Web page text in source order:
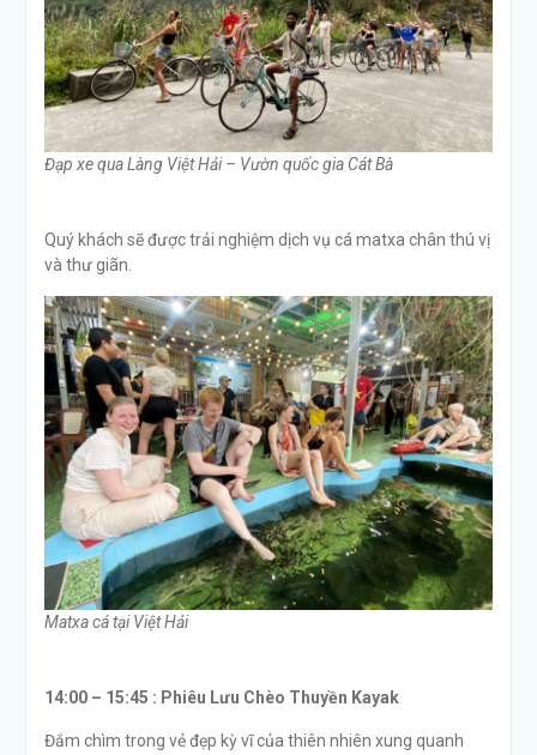
Đạp xe qua Làng Việt Hải – Vườn quốc gia Cát Bà
Quý khách sẽ được trải nghiệm dịch vụ cá matxa chân thú vị
và thư giãn.
Matxa cá tại Việt Hải
14:00 – 15:45 : Phiêu Lưu Chèo Thuyền Kayak
Đắm chìm trong vẻ đẹp kỳ vĩ của thiên nhiên xung quanh